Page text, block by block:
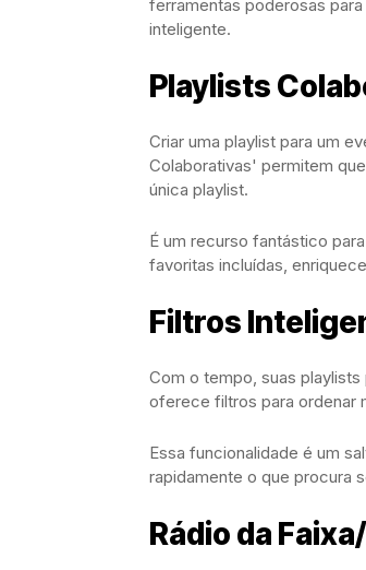
ferramentas poderosas
inteligente.
Playlists
Criar uma playlist para um
Colaborativas' permitem
única playlist.
É um recurso fantástico
favoritas incluídas,
Filtros
Com o tempo, suas
oferece filtros para ordenar
Essa funcionalidade é um
rapidamente o que procura
Rádio da